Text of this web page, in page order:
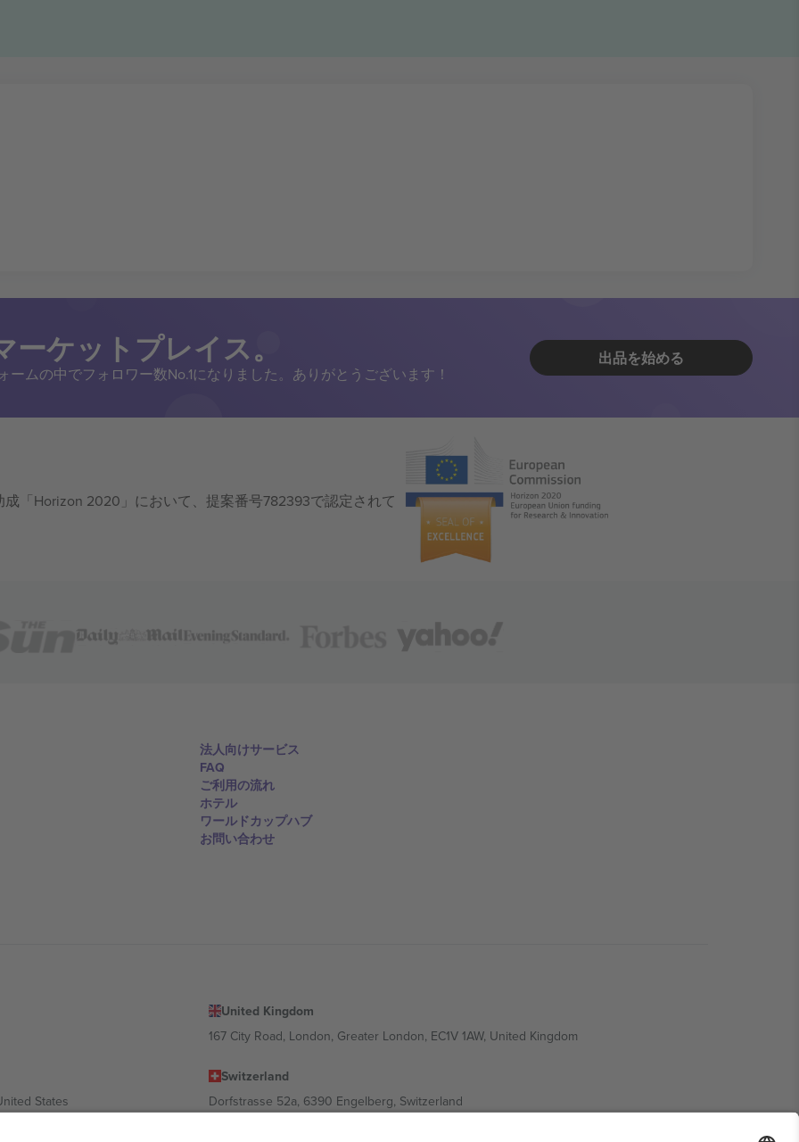
ケットプレイス。
ムの中でフォロワー数No.1になりました。ありがとうございます！
出品を始める
「Horizon 2020」において、提案番号782393で認定されて
法人向けサービス
FAQ
ご利用の流れ
ホテル
ワールドカップハブ
お問い合わせ
United Kingdom
167 City Road, London, Greater London, EC1V 1AW, United Kingdom
States
Switzerland
Dorfstrasse 52a, 6390 Engelberg, Switzerland